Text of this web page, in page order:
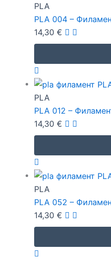
PLA
PLA 004 –
14,30 €
PLA
PLA 012 –
14,30 €
PLA
PLA 052 –
14,30 €